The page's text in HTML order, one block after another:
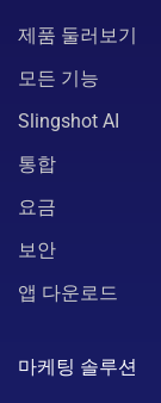
제품 둘러보기
모든 기능
Slingshot AI
통합
요금
보안
앱 다운로드
마케팅 솔루션